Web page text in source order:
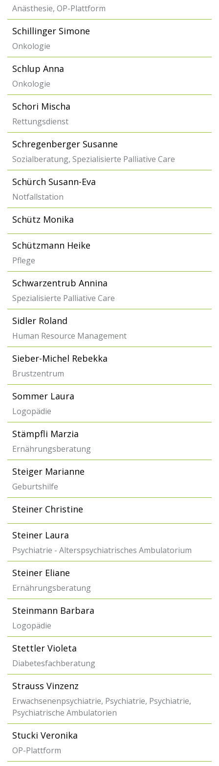
Anästhesie, OP-Plattform
Schillinger Simone
Onkologie
Schlup Anna
Onkologie
Schori Mischa
Rettungsdienst
Schregenberger Susanne
Sozialberatung, Spezialisierte Palliative Care
Schürch Susann-Eva
Notfallstation
Schütz Monika
Schützmann Heike
Pflege
Schwarzentrub Annina
Spezialisierte Palliative Care
Sidler Roland
Human Resource Management
Sieber-Michel Rebekka
Brustzentrum
Sommer Laura
Logopädie
Stämpfli Marzia
Ernährungsberatung
Steiger Marianne
Geburtshilfe
Steiner Christine
Steiner Laura
Psychiatrie - Alterspsychiatrisches Ambulatorium
Steiner Eliane
Ernährungsberatung
Steinmann Barbara
Logopädie
Stettler Violeta
Diabetesfachberatung
Strauss Vinzenz
Erwachsenenpsychiatrie, Psychiatrie, Psychiatrie,
Psychiatrische Ambulatorien
Stucki Veronika
OP-Plattform